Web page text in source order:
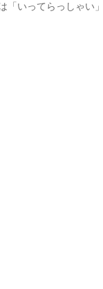
「いってらっしゃい